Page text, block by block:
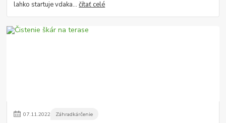
lahko startuje vdaka...čítať celé
07.11.2022 Záhradkárčenie